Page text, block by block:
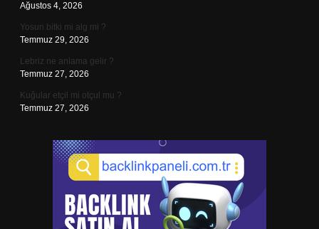
Ağustos 4, 2026
Yosun bitki mi alg mi ?
Temmuz 29, 2026
Lebriz ne anlama gelir ?
Temmuz 27, 2026
Kuğular etçil mi otçul mu ?
Temmuz 27, 2026